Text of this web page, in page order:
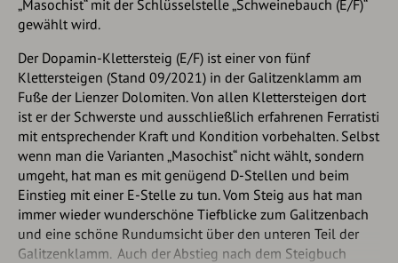
„Masochist“ mit der Schlüsselstelle „Schweinebauch (E/F)“
gewählt wird.
Der Dopamin-Klettersteig (E/F) ist einer von fünf
Klettersteigen (Stand 09/2021) in der Galitzenklamm am
Fuße der Lienzer Dolomiten. Von allen Klettersteigen dort
ist er der Schwerste und ausschließlich erfahrenen Ferratisti
mit entsprechender Kraft und Kondition vorbehalten. Selbst
wenn man die Varianten „Masochist“ nicht wählt, sondern
umgeht, hat man es mit genügend D-Stellen und beim
Einstieg mit einer E-Stelle zu tun. Vom Steig aus hat man
immer wieder wunderschöne Tiefblicke zum Galitzenbach
und eine schöne Rundumsicht über den unteren Teil der
Galitzenklamm. Auch der Abstieg nach dem Steigbuch